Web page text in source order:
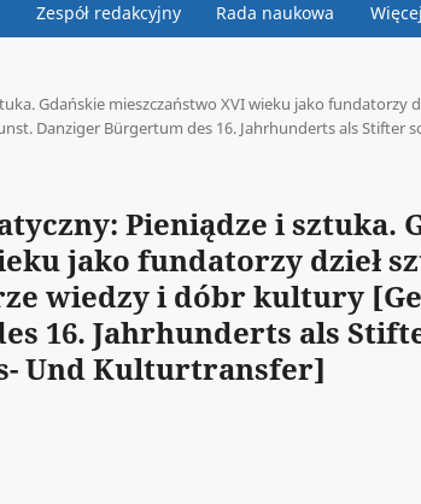
Zespół redakcyjny Rada naukowa
Gdańskie mieszczaństwo XVI wieku jako fundatorzy
Danziger Bürgertum des 16. Jahrhunderts als Stifter
Pieniądze i sztuka.
jako fundatorzy dzieł
wiedzy i dóbr kultury
16. Jahrhunderts als
Und Kulturtransfer]